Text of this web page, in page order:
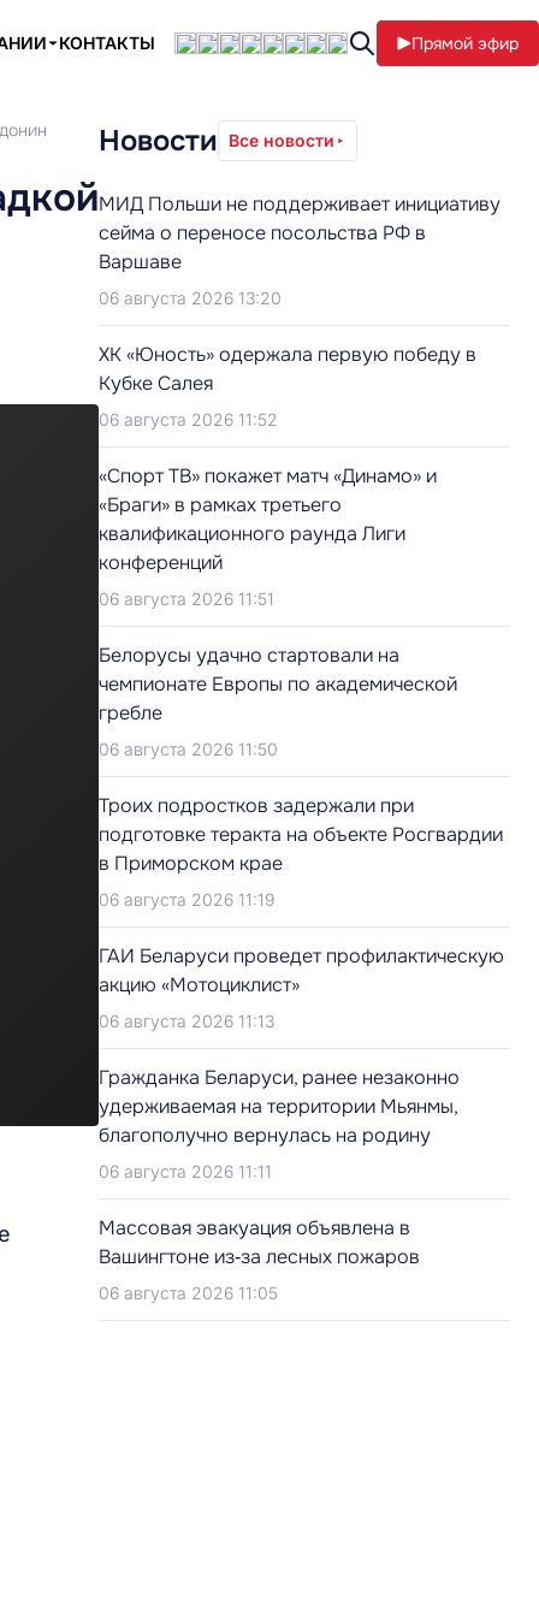
КОНТАКТЫ Прямой эфир
Новости Все новости
МИД Польши не поддерживает инициативу
сейма о переносе посольства РФ в
Варшаве
06 августа 2026 13:20
ХК «Юность» одержала первую победу в
Кубке Салея
06 августа 2026 11:52
«Спорт ТВ» покажет матч «Динамо» и
«Браги» в рамках третьего
квалификационного раунда Лиги
конференций
06 августа 2026 11:51
Белорусы удачно стартовали на
чемпионате Европы по академической
гребле
06 августа 2026 11:50
Троих подростков задержали при
подготовке теракта на объекте Росгвардии
в Приморском крае
06 августа 2026 11:19
ГАИ Беларуси проведет профилактическую
акцию «Мотоциклист»
06 августа 2026 11:13
Гражданка Беларуси, ранее незаконно
удерживаемая на территории Мьянмы,
благополучно вернулась на родину
06 августа 2026 11:11
Массовая эвакуация объявлена в
Вашингтоне из‑за лесных пожаров
06 августа 2026 11:05